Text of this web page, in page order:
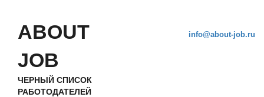
ABOUT
JOB
ЧЕРНЫЙ СПИСОК
РАБОТОДАТЕЛЕЙ
info@about-job.ru